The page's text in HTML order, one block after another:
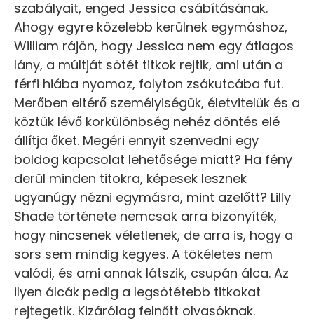
szabályait, enged Jessica csábításának.
Ahogy egyre közelebb kerülnek egymáshoz,
William rájön, hogy Jessica nem egy átlagos
lány, a múltját sötét titkok rejtik, ami után a
férfi hiába nyomoz, folyton zsákutcába fut.
Merőben eltérő személyiségük, életvitelük és a
köztük lévő korkülönbség nehéz döntés elé
állítja őket. Megéri ennyit szenvedni egy
boldog kapcsolat lehetősége miatt? Ha fény
derül minden titokra, képesek lesznek
ugyanúgy nézni egymásra, mint azelőtt? Lilly
Shade története nemcsak arra bizonyíték,
hogy nincsenek véletlenek, de arra is, hogy a
sors sem mindig kegyes. A tökéletes nem
valódi, és ami annak látszik, csupán álca. Az
ilyen álcák pedig a legsötétebb titkokat
rejtegetik. Kizárólag felnőtt olvasóknak.